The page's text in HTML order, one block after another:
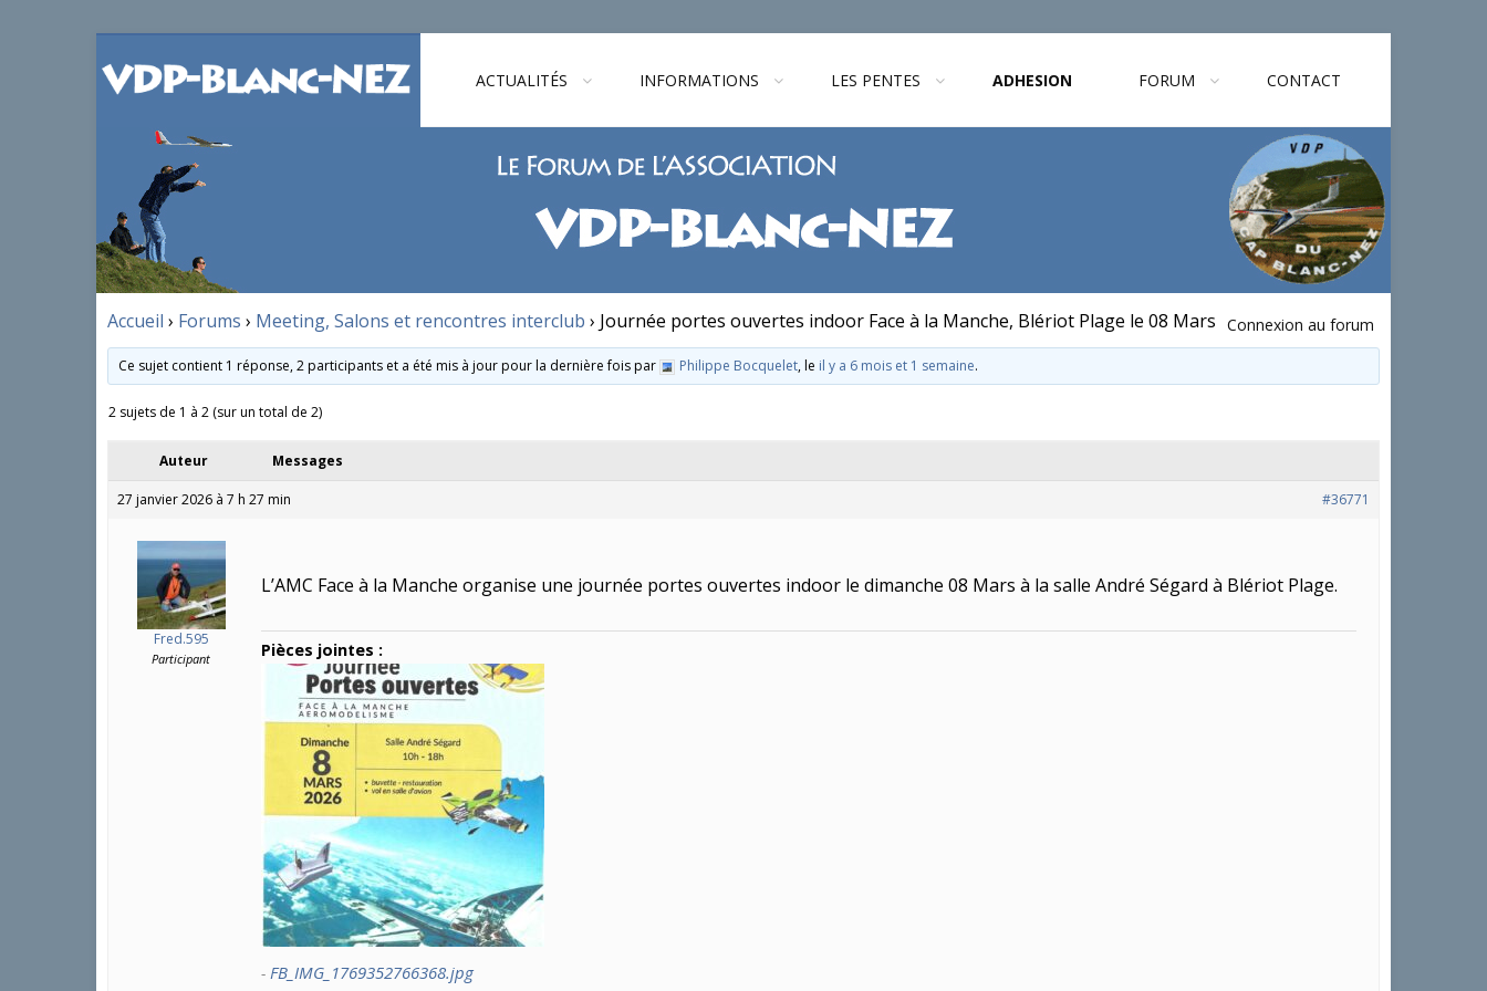
ACTUALITÉS INFORMATIONS LES PENTES ADHESION FORUM CONTACT
Connexion au forum
Accueil › Forums › Meeting, Salons et rencontres interclub › Journée portes ouvertes indoor Face à la Manche, Blériot Plage le 08 Mars
Ce sujet contient 1 réponse, 2 participants et a été mis à jour pour la dernière fois par Philippe Bocquelet, le il y a 6 mois et 1 semaine.
2 sujets de 1 à 2 (sur un total de 2)
Auteur Messages
27 janvier 2026 à 7 h 27 min #36771
Fred.595
Participant
L’AMC Face à la Manche organise une journée portes ouvertes indoor le dimanche 08 Mars à la salle André Ségard à Blériot Plage.
Pièces jointes :
FB_IMG_1769352766368.jpg